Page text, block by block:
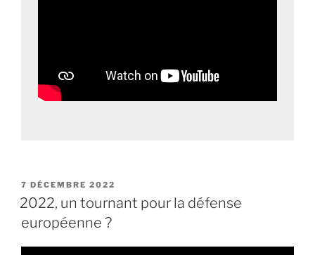
PUBLIÉ
LE
7 DÉCEMBRE 2022
2022, un tournant pour la défense
européenne ?